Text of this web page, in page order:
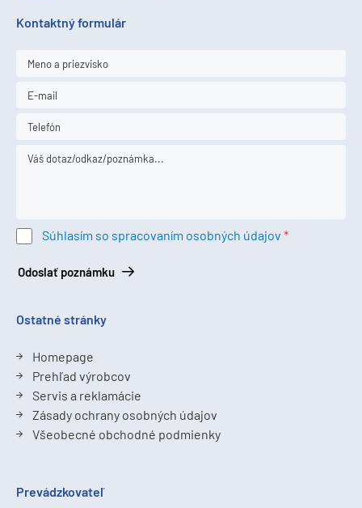
Kontaktný formulár
Súhlasím so spracovaním osobných údajov
Odoslať poznámku
Ostatné stránky
Homepage
Prehľad výrobcov
Servis a reklamácie
Zásady ochrany osobných údajov
Všeobecné obchodné podmienky
Prevádzkovateľ